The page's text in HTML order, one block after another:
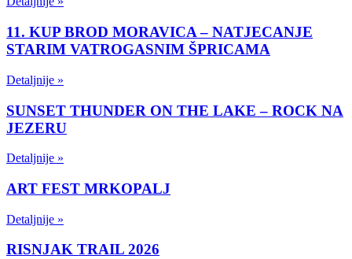
11. KUP BROD MORAVICA – NATJECANJE
STARIM VATROGASNIM ŠPRICAMA
Detaljnije »
SUNSET THUNDER ON THE LAKE – ROCK NA
JEZERU
Detaljnije »
ART FEST MRKOPALJ
Detaljnije »
RISNJAK TRAIL 2026